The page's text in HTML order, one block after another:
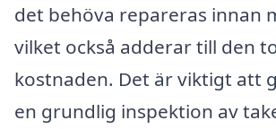
det behöva repareras innan
vilket också adderar till den
kostnaden. Det är viktigt att
en grundlig inspektion av